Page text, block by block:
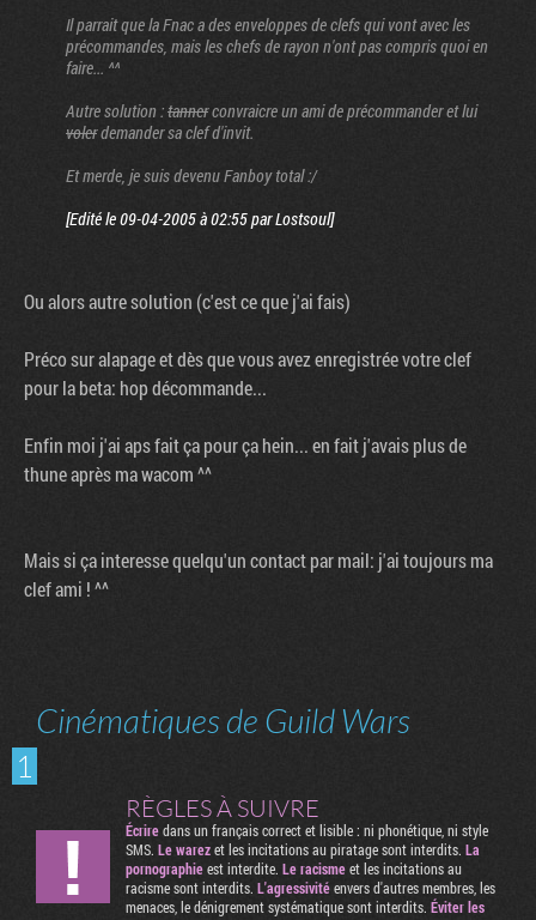
Il parrait que la Fnac a des enveloppes de clefs qui vont avec les
précommandes, mais les chefs de rayon n'ont pas compris quoi en
faire... ^^
Autre solution :tannerconvraicre un ami de précommander et lui
volerdemander sa clef d'invit.
Et merde, je suis devenu Fanboy total :/
[Edité le 09-04-2005 à 02:55 par Lostsoul]
Ou alors autre solution (c'est ce que j'ai fais)
Préco sur alapage et dès que vous avez enregistrée votre clef
pour la beta: hop décommande...
Enfin moi j'ai aps fait ça pour ça hein... en fait j'avais plus de
thune après ma wacom ^^
Mais si ça interesse quelqu'un contact par mail: j'ai toujours ma
clef ami ! ^^
Cinématiques de Guild Wars
1
RÈGLES À SUIVRE
Écriredans un français correct et lisible : ni phonétique, ni style
SMS. Le warezet les incitations au piratage sont interdits. La
pornographieest interdite. Le racismeet les incitations au
racisme sont interdits. L'agressivitéenvers d'autres membres, les
menaces, le dénigrement systématique sont interdits. Éviter les